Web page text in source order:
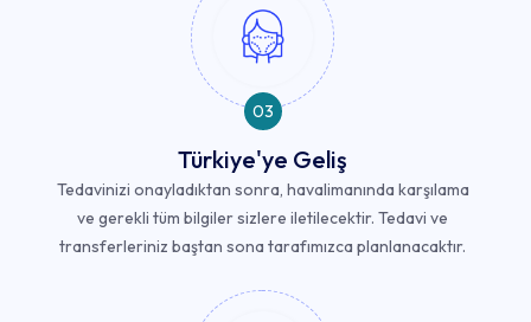
03
Türkiye'ye Geliş
Tedavinizi onayladıktan sonra, havalimanında karşılama
ve gerekli tüm bilgiler sizlere iletilecektir. Tedavi ve
transferleriniz baştan sona tarafımızca planlanacaktır.